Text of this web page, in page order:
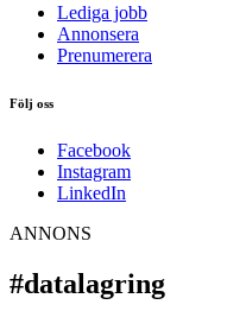
Lediga jobb
Annonsera
Prenumerera
Följ oss
Facebook
Instagram
LinkedIn
ANNONS
#datalagring